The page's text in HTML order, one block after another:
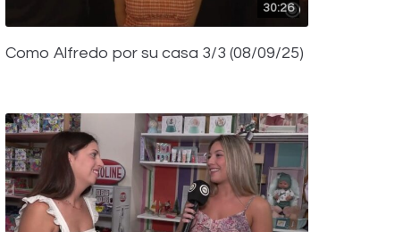
30:26
Como Alfredo por su casa 3/3 (08/09/25)